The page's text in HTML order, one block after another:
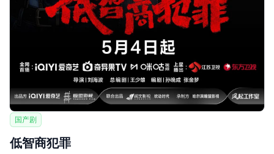
国产剧
低智商犯罪